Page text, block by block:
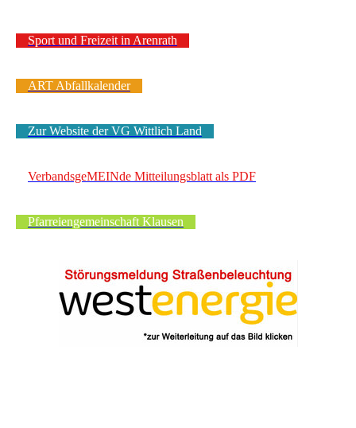
Sport und Freizeit in Arenrath
ART Abfallkalender
Zur Website der VG Wittlich Land
VerbandsgeMEINde Mitteilungsblatt als PDF
Pfarreiengemeinschaft Klausen